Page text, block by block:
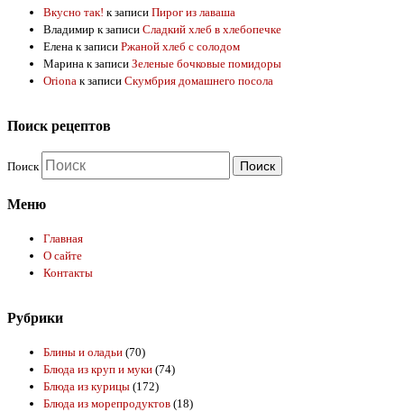
Вкусно так! к записи Пирог из лаваша
Владимир к записи Сладкий хлеб в хлебопечке
Елена к записи Ржаной хлеб с солодом
Марина к записи Зеленые бочковые помидоры
Oriona к записи Скумбрия домашнего посола
Поиск рецептов
Поиск
Меню
Главная
О сайте
Контакты
Рубрики
Блины и оладьи (70)
Блюда из круп и муки (74)
Блюда из курицы (172)
Блюда из морепродуктов (18)